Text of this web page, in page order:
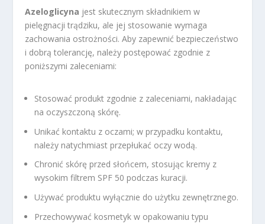
Azeloglicyna jest skutecznym składnikiem w
pielęgnacji trądziku, ale jej stosowanie wymaga
zachowania ostrożności. Aby zapewnić bezpieczeństwo
i dobrą tolerancję, należy postępować zgodnie z
poniższymi zaleceniami:
Stosować produkt zgodnie z zaleceniami, nakładając
na oczyszczoną skórę.
Unikać kontaktu z oczami; w przypadku kontaktu,
należy natychmiast przepłukać oczy wodą.
Chronić skórę przed słońcem, stosując kremy z
wysokim filtrem SPF 50 podczas kuracji.
Używać produktu wyłącznie do użytku zewnętrznego.
Przechowywać kosmetyk w opakowaniu typu